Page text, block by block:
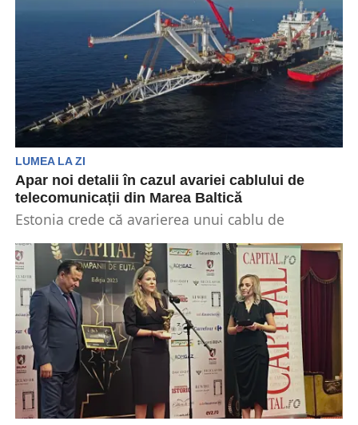
LUMEA LA ZI
Apar noi detalii în cazul avariei cablului de
telecomunicații din Marea Baltică
Estonia crede că avarierea unui cablu de
Estonia, are...